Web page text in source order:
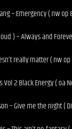
– Emergency ( nw
) – Always and
really matter ( nw
Vol 2 Black Energy ( oa
– Give me the night (